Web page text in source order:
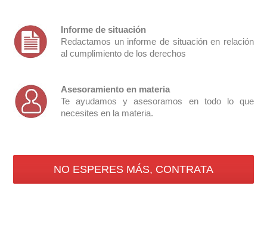
Informe de situación
Redactamos un informe de situación en relación
al cumplimiento de los derechos
Asesoramiento en materia
Te ayudamos y asesoramos en todo lo que
necesites en la materia.
NO ESPERES MÁS, CONTRATA